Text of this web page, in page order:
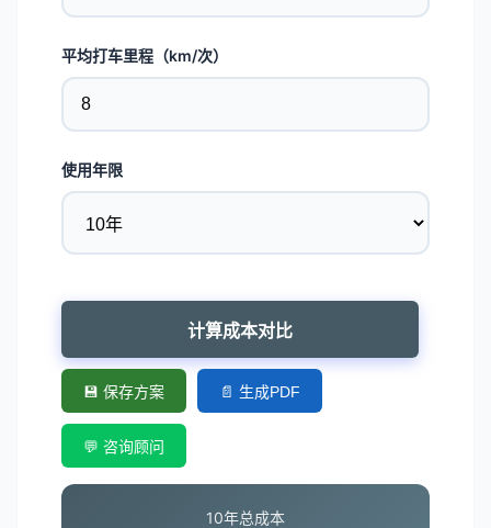
平均打车里程（km/次）
使用年限
计算成本对比
💾 保存方案 📄 生成PDF
💬 咨询顾问
10年总成本